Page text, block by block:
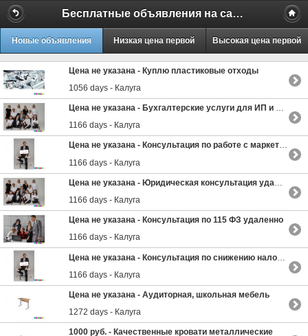
Бесплатные объявления на сайте MILAMO.ru
Новые объявления Низкая цена первой Высокая цена первой
Цена не указана - Куплю пластиковые отходы
1056 days - Калуга
Цена не указана - Бухгалтерские услуги для ИП и ООО удаленно
1166 days - Калуга
Цена не указана - Консультация по работе с маркетплейсами удаленно
1166 days - Калуга
Цена не указана - Юридическая консультация удаленно
1166 days - Калуга
Цена не указана - Консультация по 115 ФЗ удаленно
1166 days - Калуга
Цена не указана - Консультация по снижению налогов удаленно
1166 days - Калуга
Цена не указана - Аудиторная, школьная мебель
1272 days - Калуга
1000 руб. - Качественные кровати металлические